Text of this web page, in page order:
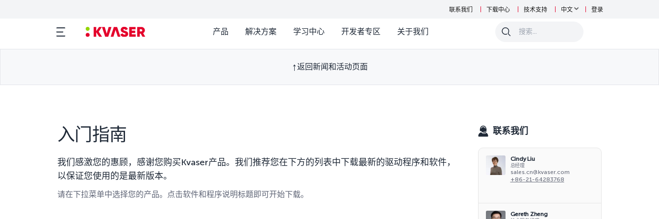
联系我们 下载中心 技术支持 中文 登录
产品 解决方案 学习中心 开发者专区 关于我们 0
返回新闻和活动页面
入门指南
我们感激您的惠顾，感谢您购买Kvaser产品。我们推荐您在下方的列表中下载最新的驱动程序和软件，
以保证您使用的是最新版本。
请在下拉菜单中选择您的产品。点击软件和程序说明标题即可开始下载。
联系我们
Cindy Liu
总经理
sales.cn@kvaser.com
+86-21-64283768
Gereth Zheng